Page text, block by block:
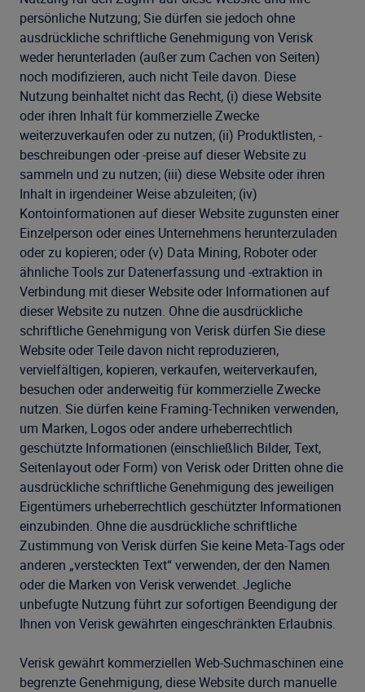
persönliche Nutzung; Sie dürfen sie jedoch ohne
ausdrückliche schriftliche Genehmigung von Verisk
weder herunterladen (außer zum Cachen von Seiten)
noch modifizieren, auch nicht Teile davon. Diese
Nutzung beinhaltet nicht das Recht, (i) diese Website
oder ihren Inhalt für kommerzielle Zwecke
weiterzuverkaufen oder zu nutzen; (ii) Produktlisten, -
beschreibungen oder -preise auf dieser Website zu
sammeln und zu nutzen; (iii) diese Website oder ihren
Inhalt in irgendeiner Weise abzuleiten; (iv)
Kontoinformationen auf dieser Website zugunsten einer
Einzelperson oder eines Unternehmens herunterzuladen
oder zu kopieren; oder (v) Data Mining, Roboter oder
ähnliche Tools zur Datenerfassung und -extraktion in
Verbindung mit dieser Website oder Informationen auf
dieser Website zu nutzen. Ohne die ausdrückliche
schriftliche Genehmigung von Verisk dürfen Sie diese
Website oder Teile davon nicht reproduzieren,
vervielfältigen, kopieren, verkaufen, weiterverkaufen,
besuchen oder anderweitig für kommerzielle Zwecke
nutzen. Sie dürfen keine Framing-Techniken verwenden,
um Marken, Logos oder andere urheberrechtlich
geschützte Informationen (einschließlich Bilder, Text,
Seitenlayout oder Form) von Verisk oder Dritten ohne die
ausdrückliche schriftliche Genehmigung des jeweiligen
Eigentümers urheberrechtlich geschützter Informationen
einzubinden. Ohne die ausdrückliche schriftliche
Zustimmung von Verisk dürfen Sie keine Meta-Tags oder
anderen „versteckten Text“ verwenden, der den Namen
oder die Marken von Verisk verwendet. Jegliche
unbefugte Nutzung führt zur sofortigen Beendigung der
Ihnen von Verisk gewährten eingeschränkten Erlaubnis.
Verisk gewährt kommerziellen Web-Suchmaschinen eine
begrenzte Genehmigung, diese Website durch manuelle